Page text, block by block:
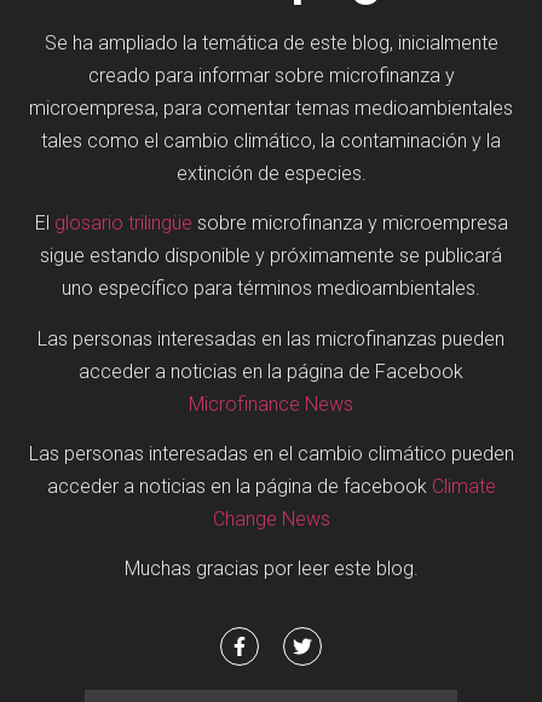
Se ha ampliado la temática de este blog, inicialmente
creado para informar sobre microfinanza y
microempresa, para comentar temas medioambientales
tales como el cambio climático, la contaminación y la
extinción de especies.
El glosario trilingüe sobre microfinanza y microempresa
sigue estando disponible y próximamente se publicará
uno específico para términos medioambientales.
Las personas interesadas en las microfinanzas pueden
acceder a noticias en la página de Facebook
Microfinance News
Las personas interesadas en el cambio climático pueden
acceder a noticias en la página de facebook Climate
Change News
Muchas gracias por leer este blog.